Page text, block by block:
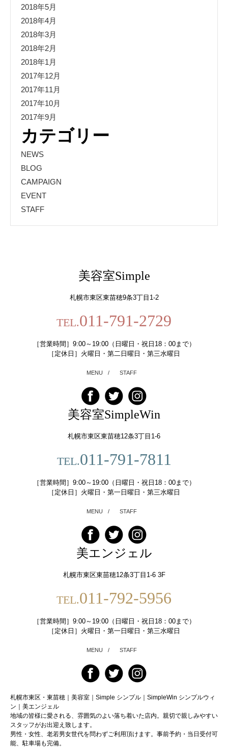
2018年5月
2018年4月
2018年3月
2018年2月
2018年1月
2017年12月
2017年11月
2017年10月
2017年9月
カテゴリー
NEWS
BLOG
CAMPAIGN
EVENT
STAFF
美容室Simple
札幌市東区東苗穂9条3丁目1-2
TEL.011-791-2729
［営業時間］9:00～19:00（日曜日・祝日18：00まで）
［定休日］火曜日・第二日曜日・第三水曜日
MENU / STAFF
美容室SimpleWin
札幌市東区東苗穂12条3丁目1-6
TEL.011-791-7811
［営業時間］9:00～19:00（日曜日・祝日18：00まで）
［定休日］火曜日・第一日曜日・第三水曜日
MENU / STAFF
美エンジェル
札幌市東区東苗穂12条3丁目1-6 3F
TEL.011-792-5956
［営業時間］9:00～19:00（日曜日・祝日18：00まで）
［定休日］火曜日・第一日曜日・第三水曜日
MENU / STAFF
札幌市東区・東苗穂｜美容室｜Simple シンプル｜SimpleWin シンプルウィ
ン｜美エンジェル
地域の皆様に愛される、雰囲気のよい落ち着いた店内。親切で親しみやすい
スタッフがお出迎え致します。
男性・女性、老若男女世代を問わずご利用頂けます。事前予約・当日受付可
能、駐車場も完備。